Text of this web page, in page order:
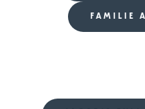
FAMILIE